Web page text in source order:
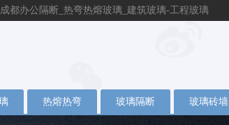
都办公隔断_热弯热熔玻璃_建筑玻璃-工程玻璃
热熔热弯 玻璃隔断 玻璃砖墙